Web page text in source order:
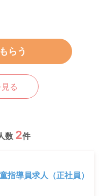
らう
る
数 2件
指導員求人（正社員）